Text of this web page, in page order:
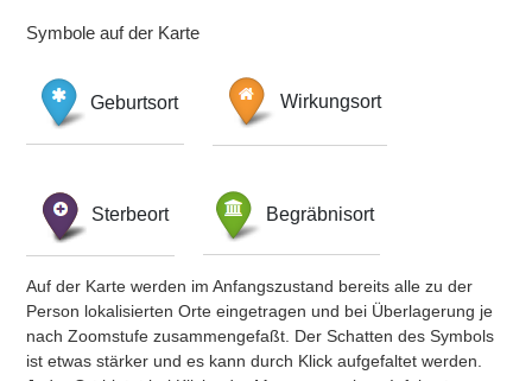
Symbole auf der Karte
Geburtsort Wirkungsort
Sterbeort Begräbnisort
Auf der Karte werden im Anfangszustand bereits alle zu der
Person lokalisierten Orte eingetragen und bei Überlagerung je
nach Zoomstufe zusammengefaßt. Der Schatten des Symbols
ist etwas stärker und es kann durch Klick aufgefaltet werden.